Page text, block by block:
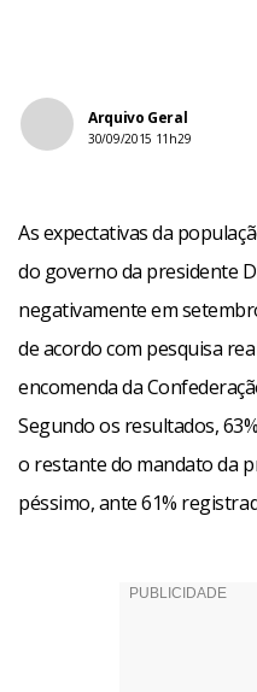
Arquivo Geral
30/09/2015 11h29
As expectativas da
do governo da presidente
negativamente em
de acordo com pesquisa
encomenda da
Segundo os resultados,
o restante do mandato da
péssimo, ante 61%